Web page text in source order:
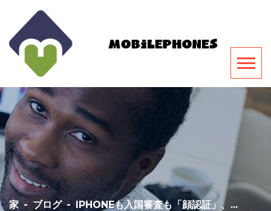
家 - ブログ - IPHONEも入国審査も「顔認証」、...